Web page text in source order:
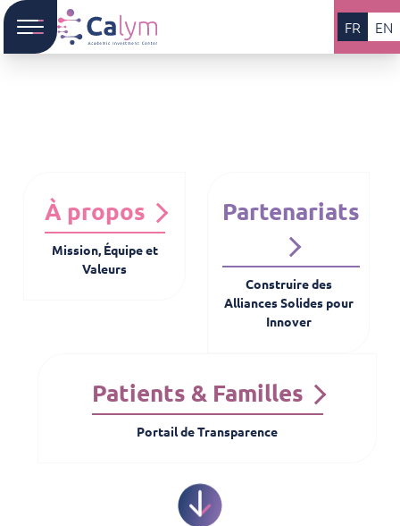
FR EN
À propos
Mission, Équipe et
Valeurs
Partenariats
Construire des
Alliances Solides pour
Innover
Patients & Familles
Portail de Transparence